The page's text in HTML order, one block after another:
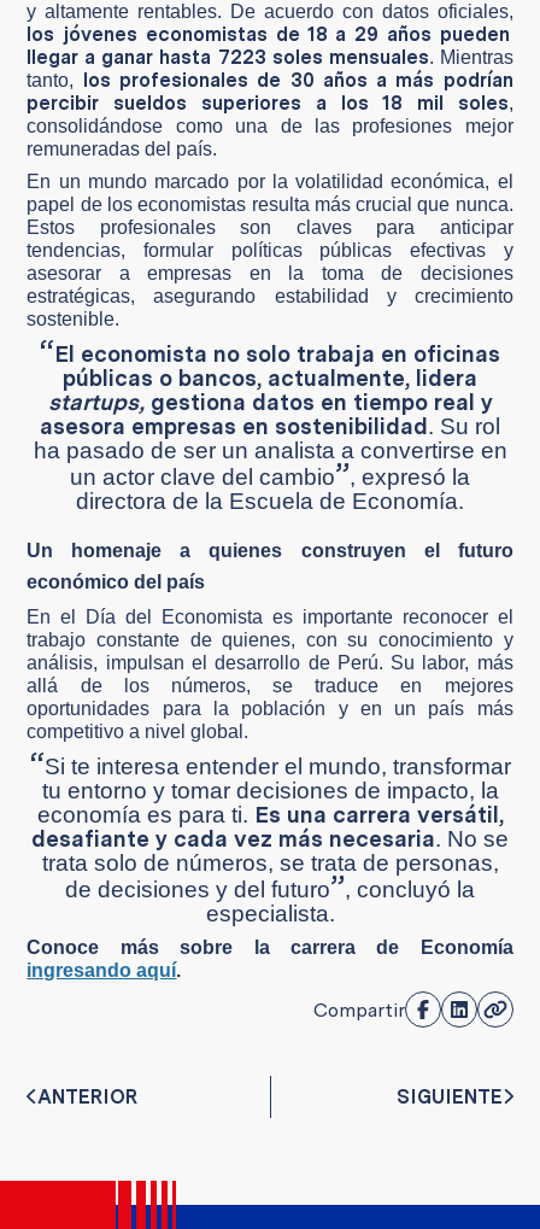
y altamente rentables. De acuerdo con datos oficiales,
los jóvenes economistas de 18 a 29 años pueden
llegar a ganar hasta 7223 soles mensuales. Mientras
tanto, los profesionales de 30 años a más podrían
percibir sueldos superiores a los 18 mil soles,
consolidándose como una de las profesiones mejor
remuneradas del país.
En un mundo marcado por la volatilidad económica, el
papel de los economistas resulta más crucial que nunca.
Estos profesionales son claves para anticipar
tendencias, formular políticas públicas efectivas y
asesorar a empresas en la toma de decisiones
estratégicas, asegurando estabilidad y crecimiento
sostenible.
“El economista no solo trabaja en oficinas
públicas o bancos, actualmente, lidera
startups, gestiona datos en tiempo real y
asesora empresas en sostenibilidad. Su rol
ha pasado de ser un analista a convertirse en
un actor clave del cambio”, expresó la
directora de la Escuela de Economía.
Un homenaje a quienes construyen el futuro
económico del país
En el Día del Economista es importante reconocer el
trabajo constante de quienes, con su conocimiento y
análisis, impulsan el desarrollo de Perú. Su labor, más
allá de los números, se traduce en mejores
oportunidades para la población y en un país más
competitivo a nivel global.
“Si te interesa entender el mundo, transformar
tu entorno y tomar decisiones de impacto, la
economía es para ti. Es una carrera versátil,
desafiante y cada vez más necesaria. No se
trata solo de números, se trata de personas,
de decisiones y del futuro”, concluyó la
especialista.
Conoce más sobre la carrera de Economía
ingresando aquí.
Compartir
ANTERIOR SIGUIENTE